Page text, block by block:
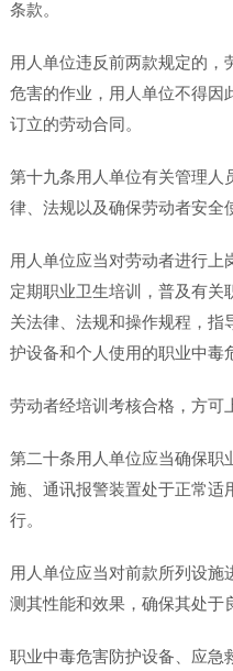
条款。
用人单位违反前两款规定的
危害的作业，用人单位不得因
订立的劳动合同。
第十九条用人单位有关管理人
律、法规以及确保劳动者安全
用人单位应当对劳动者进行上
定期职业卫生培训，普及有关
关法律、法规和操作规程，指
护设备和个人使用的职业中毒
劳动者经培训考核合格，方可
第二十条用人单位应当确保职
施、通讯报警装置处于正常适
行。
用人单位应当对前款所列设施
测其性能和效果，确保其处于
职业中毒危害防护设备、应急